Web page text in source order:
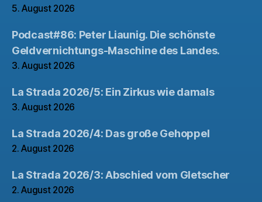
5. August 2026
Podcast#86: Peter Liaunig. Die schönste
Geldvernichtungs-Maschine des Landes.
3. August 2026
La Strada 2026/5: Ein Zirkus wie damals
3. August 2026
La Strada 2026/4: Das große Gehoppel
2. August 2026
La Strada 2026/3: Abschied vom Gletscher
2. August 2026